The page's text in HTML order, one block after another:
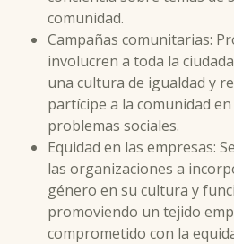
comunidad.
Campañas comunitarias:
involucren a toda la
una cultura de igualdad y
partícipe a la comunidad
problemas sociales.
Equidad en las empresas:
las organizaciones a
género en su cultura y
promoviendo un tejido
comprometido con la